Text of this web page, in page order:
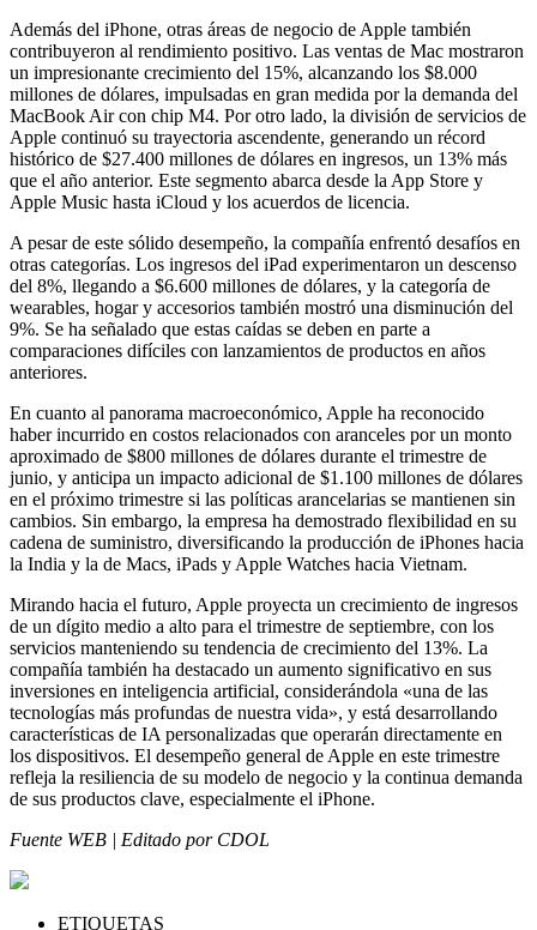
Además del iPhone, otras áreas de negocio de Apple también
contribuyeron al rendimiento positivo. Las ventas de Mac mostraron
un impresionante crecimiento del 15%, alcanzando los $8.000
millones de dólares, impulsadas en gran medida por la demanda del
MacBook Air con chip M4. Por otro lado, la división de servicios de
Apple continuó su trayectoria ascendente, generando un récord
histórico de $27.400 millones de dólares en ingresos, un 13% más
que el año anterior. Este segmento abarca desde la App Store y
Apple Music hasta iCloud y los acuerdos de licencia.
A pesar de este sólido desempeño, la compañía enfrentó desafíos en
otras categorías. Los ingresos del iPad experimentaron un descenso
del 8%, llegando a $6.600 millones de dólares, y la categoría de
wearables, hogar y accesorios también mostró una disminución del
9%. Se ha señalado que estas caídas se deben en parte a
comparaciones difíciles con lanzamientos de productos en años
anteriores.
En cuanto al panorama macroeconómico, Apple ha reconocido
haber incurrido en costos relacionados con aranceles por un monto
aproximado de $800 millones de dólares durante el trimestre de
junio, y anticipa un impacto adicional de $1.100 millones de dólares
en el próximo trimestre si las políticas arancelarias se mantienen sin
cambios. Sin embargo, la empresa ha demostrado flexibilidad en su
cadena de suministro, diversificando la producción de iPhones hacia
la India y la de Macs, iPads y Apple Watches hacia Vietnam.
Mirando hacia el futuro, Apple proyecta un crecimiento de ingresos
de un dígito medio a alto para el trimestre de septiembre, con los
servicios manteniendo su tendencia de crecimiento del 13%. La
compañía también ha destacado un aumento significativo en sus
inversiones en inteligencia artificial, considerándola «una de las
tecnologías más profundas de nuestra vida», y está desarrollando
características de IA personalizadas que operarán directamente en
los dispositivos. El desempeño general de Apple en este trimestre
refleja la resiliencia de su modelo de negocio y la continua demanda
de sus productos clave, especialmente el iPhone.
Fuente WEB | Editado por CDOL
ETIQUETAS